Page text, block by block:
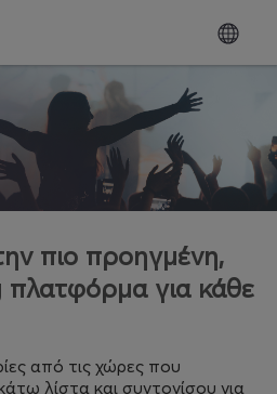
πιο προηγμένη,
για κάθε
από τις χώρες που
λίστα και συντονίσου για